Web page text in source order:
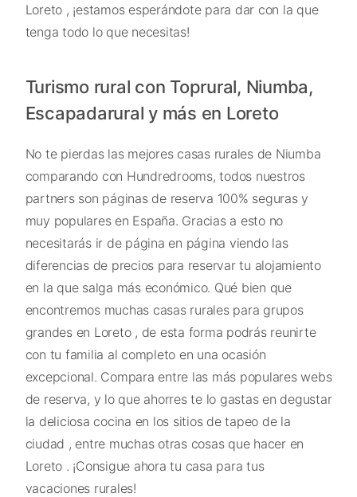
Loreto , ¡estamos esperándote para dar con la que
tenga todo lo que necesitas!
Turismo rural con Toprural, Niumba,
Escapadarural y más en Loreto
No te pierdas las mejores casas rurales de Niumba
comparando con Hundredrooms, todos nuestros
partners son páginas de reserva 100% seguras y
muy populares en España. Gracias a esto no
necesitarás ir de página en página viendo las
diferencias de precios para reservar tu alojamiento
en la que salga más económico. Qué bien que
encontremos muchas casas rurales para grupos
grandes en Loreto , de esta forma podrás reunirte
con tu familia al completo en una ocasión
excepcional. Compara entre las más populares webs
de reserva, y lo que ahorres te lo gastas en degustar
la deliciosa cocina en los sitios de tapeo de la
ciudad , entre muchas otras cosas que hacer en
Loreto . ¡Consigue ahora tu casa para tus
vacaciones rurales!